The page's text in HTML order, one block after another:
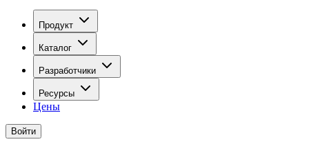
Продукт
Каталог
Разработчики
Ресурсы
Цены
Войти